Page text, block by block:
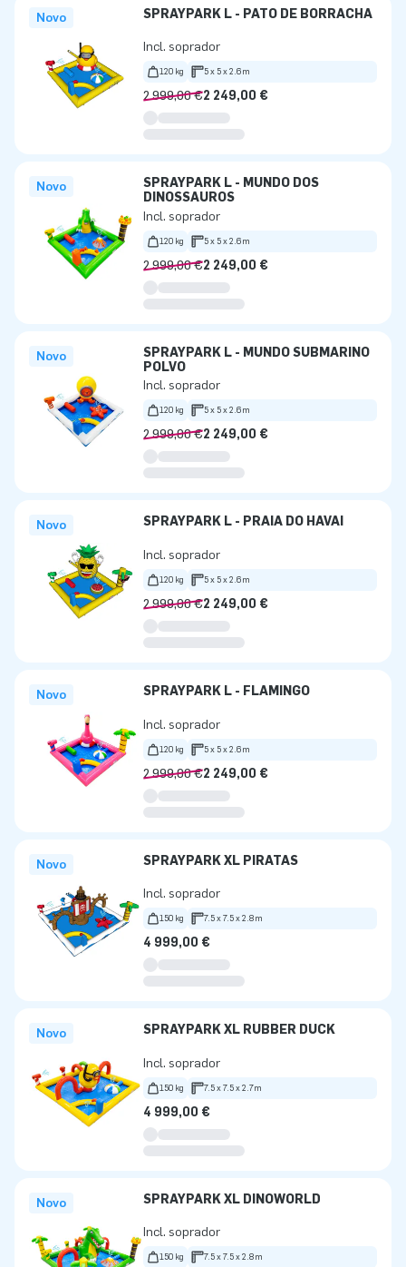
Novo SPRAYPARK L - PATO DE BORRACHA
Incl. soprador
120 kg 5 x 5 x 2.6m
2 999,00 €2 249,00 €
Novo
SPRAYPARK L - MUNDO DOS
DINOSSAUROS
Incl. soprador
120 kg 5 x 5 x 2.6m
2 999,00 €2 249,00 €
Novo
SPRAYPARK L - MUNDO SUBMARINO
POLVO
Incl. soprador
120 kg 5 x 5 x 2.6m
2 999,00 €2 249,00 €
Novo SPRAYPARK L - PRAIA DO HAVAI
Incl. soprador
120 kg 5 x 5 x 2.6m
2 999,00 €2 249,00 €
Novo SPRAYPARK L - FLAMINGO
Incl. soprador
120 kg 5 x 5 x 2.6m
2 999,00 €2 249,00 €
Novo SPRAYPARK XL PIRATAS
Incl. soprador
150 kg 7.5 x 7.5 x 2.8m
4 999,00 €
Novo SPRAYPARK XL RUBBER DUCK
Incl. soprador
150 kg 7.5 x 7.5 x 2.7m
4 999,00 €
Novo SPRAYPARK XL DINOWORLD
Incl. soprador
150 kg 7.5 x 7.5 x 2.8m